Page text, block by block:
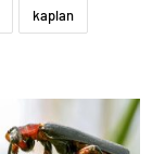
kaplan